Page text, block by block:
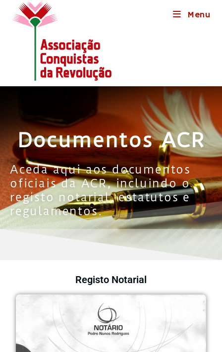
Menu
Documentos ACR
Aceda aqui aos documentos
oficiais da ACR, incluindo o
registo notarial, estatutos e
regulamentos.
Registo Notarial